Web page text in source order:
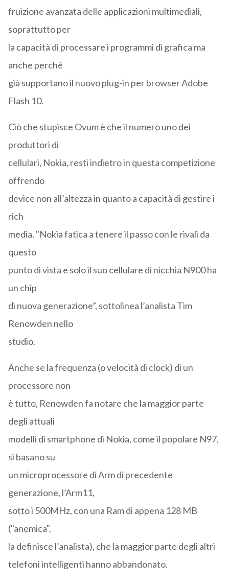
fruizione avanzata delle applicazioni multimediali,
soprattutto per
la capacità di processare i programmi di grafica ma
anche perché
già supportano il nuovo plug-in per browser Adobe
Flash 10.
Ciò che stupisce Ovum è che il numero uno dei
produttori di
cellulari, Nokia, resti indietro in questa competizione
offrendo
device non all’altezza in quanto a capacità di gestire i
rich
media. "Nokia fatica a tenere il passo con le rivali da
questo
punto di vista e solo il suo cellulare di nicchia N900 ha
un chip
di nuova generazione”, sottolinea l’analista Tim
Renowden nello
studio.
Anche se la frequenza (o velocità di clock) di un
processore non
è tutto, Renowden fa notare che la maggior parte
degli attuali
modelli di smartphone di Nokia, come il popolare N97,
si basano su
un microprocessore di Arm di precedente
generazione, l’Arm11,
sotto i 500MHz, con una Ram di appena 128 MB
("anemica",
la definisce l’analista), che la maggior parte degli altri
telefoni intelligenti hanno abbandonato.